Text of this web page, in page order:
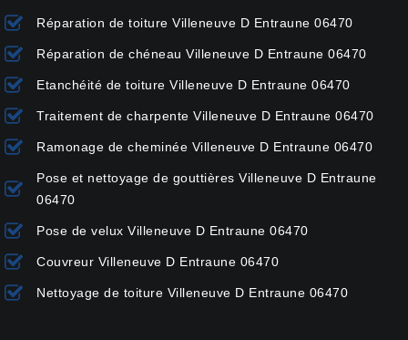
Réparation de toiture Villeneuve D Entraune 06470
Réparation de chéneau Villeneuve D Entraune 06470
Etanchéité de toiture Villeneuve D Entraune 06470
Traitement de charpente Villeneuve D Entraune 06470
Ramonage de cheminée Villeneuve D Entraune 06470
Pose et nettoyage de gouttières Villeneuve D Entraune
06470
Pose de velux Villeneuve D Entraune 06470
Couvreur Villeneuve D Entraune 06470
Nettoyage de toiture Villeneuve D Entraune 06470